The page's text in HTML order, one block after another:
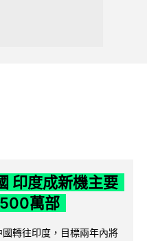
印度成新機主要
萬部
轉往印度，目標兩年內將